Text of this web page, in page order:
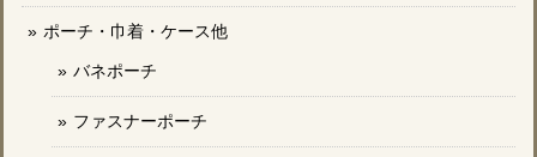
ポーチ・巾着・ケース他
バネポーチ
ファスナーポーチ